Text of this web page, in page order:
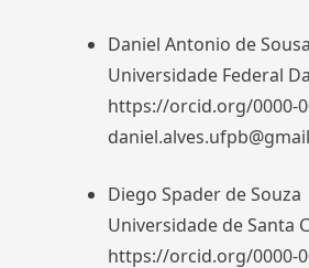
Daniel Antonio de
Universidade Federal
https://orcid.org/0000-
Diego Spader de Souza
Universidade de Santa
https://orcid.org/0000-